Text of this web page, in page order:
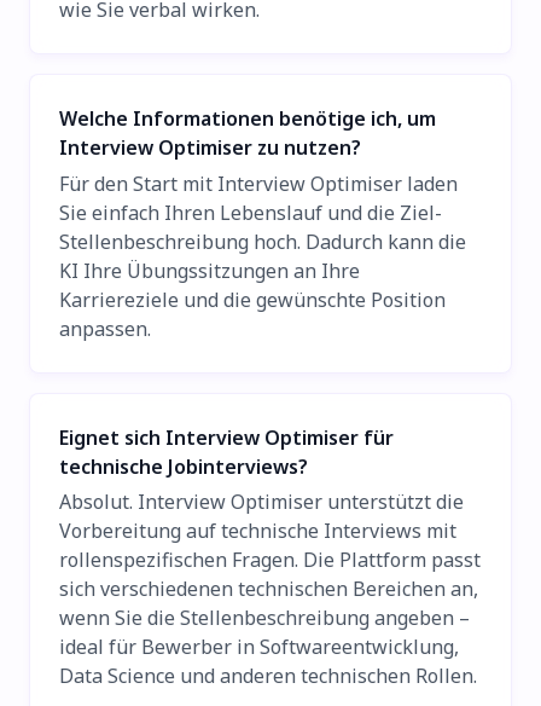
wie Sie verbal wirken.
Welche Informationen benötige ich, um
Interview Optimiser zu nutzen?
Für den Start mit Interview Optimiser laden
Sie einfach Ihren Lebenslauf und die Ziel-
Stellenbeschreibung hoch. Dadurch kann die
KI Ihre Übungssitzungen an Ihre
Karriereziele und die gewünschte Position
anpassen.
Eignet sich Interview Optimiser für
technische Jobinterviews?
Absolut. Interview Optimiser unterstützt die
Vorbereitung auf technische Interviews mit
rollenspezifischen Fragen. Die Plattform passt
sich verschiedenen technischen Bereichen an,
wenn Sie die Stellenbeschreibung angeben –
ideal für Bewerber in Softwareentwicklung,
Data Science und anderen technischen Rollen.